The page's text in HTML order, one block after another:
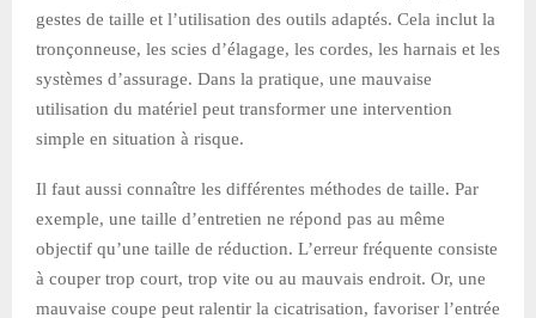
gestes de taille et l’utilisation des outils adaptés. Cela inclut la
tronçonneuse, les scies d’élagage, les cordes, les harnais et les
systèmes d’assurage. Dans la pratique, une mauvaise
utilisation du matériel peut transformer une intervention
simple en situation à risque.
Il faut aussi connaître les différentes méthodes de taille. Par
exemple, une taille d’entretien ne répond pas au même
objectif qu’une taille de réduction. L’erreur fréquente consiste
à couper trop court, trop vite ou au mauvais endroit. Or, une
mauvaise coupe peut ralentir la cicatrisation, favoriser l’entrée